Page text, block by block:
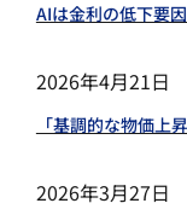
AIは金利の低下要
2026年4月21日
「基調的な物価上
2026年3月27日